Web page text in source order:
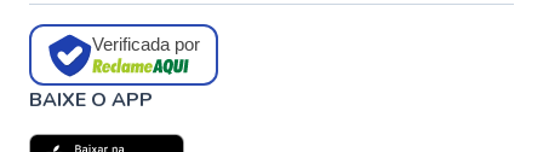
Verificada por
BAIXE O APP